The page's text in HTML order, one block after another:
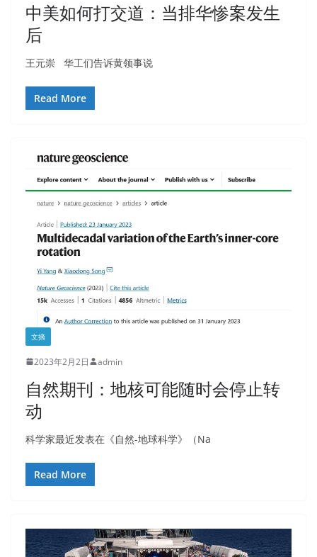
中美如何打交道：当排华惨案发生
后
王元崇 华工们告诉黄领事说
Read More
文摘
2023年2月2日 admin
自然期刊：地核可能随时会停止转
动
科学家最近发表在《自然-地球科学》（Na
Read More